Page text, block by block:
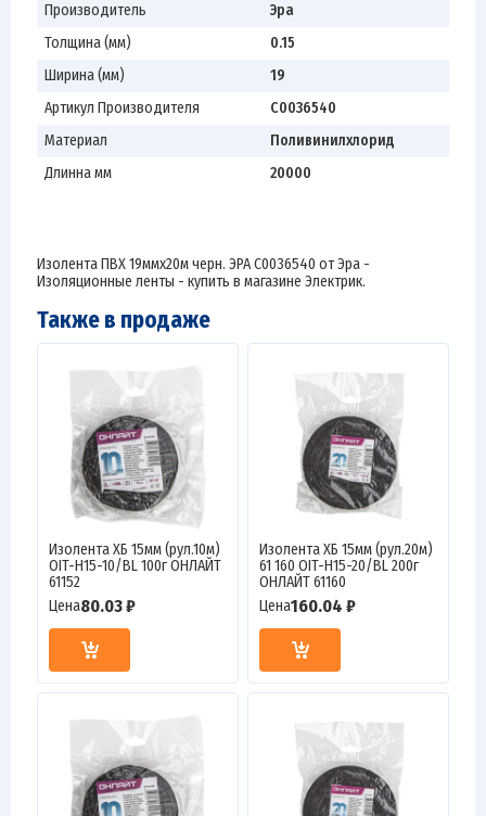
Производитель
Эра
Толщина (мм)
0.15
Ширина (мм)
19
Артикул Производителя
C0036540
Материал
Поливинилхлорид
Длинна мм
20000
Изолента ПВХ 19ммх20м черн. ЭРА C0036540 от Эра -
Изоляционные ленты - купить в магазине Электрик.
Также в продаже
Изолента ХБ 15мм (рул.10м)
OIT-H15-10/BL 100г ОНЛАЙТ
61152
Цена80.03 ₽
Изолента ХБ 15мм (рул.20м)
61 160 OIT-H15-20/BL 200г
ОНЛАЙТ 61160
Цена160.04 ₽